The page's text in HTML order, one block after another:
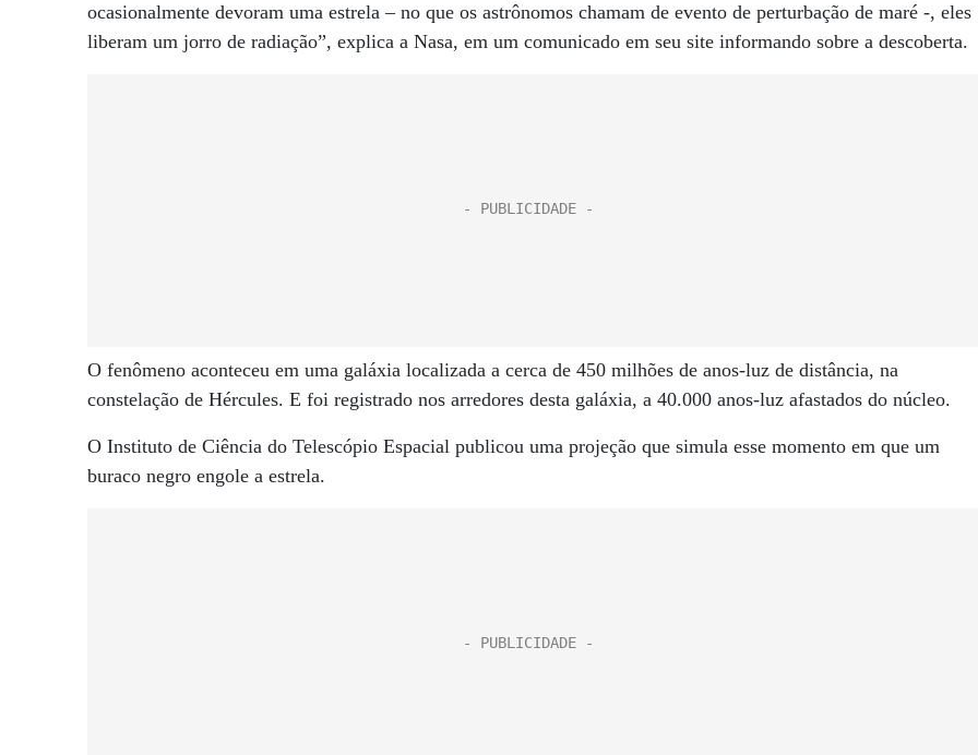
ocasionalmente devoram uma estrela – no que os astrônomos chamam de evento de perturbação de maré -, eles
liberam um jorro de radiação”, explica a Nasa, em um comunicado em seu site informando sobre a descoberta.
O fenômeno aconteceu em uma galáxia localizada a cerca de 450 milhões de anos-luz de distância, na
constelação de Hércules. E foi registrado nos arredores desta galáxia, a 40.000 anos-luz afastados do núcleo.
O Instituto de Ciência do Telescópio Espacial publicou uma projeção que simula esse momento em que um
buraco negro engole a estrela.